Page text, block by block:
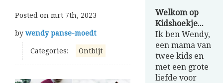
Posted on mrt 7th, 2023
by wendy panse-moedt
Categories: Ontbijt
Welkom op
Kidshoekje...
Ik ben Wendy,
een mama van
twee kids en
met een grote
liefde voor